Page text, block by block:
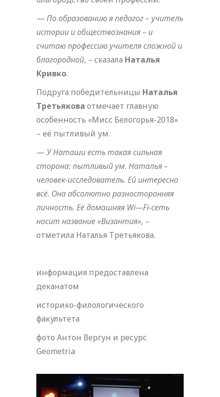
— По образованию я педагог – учитель
истории и обществознания – и
считаю профессию учителя сложной и
благородной, – сказала Наталья
Кривко.
Подруга победительницы Наталья
Третьякова отмечает главную
особенность «Мисс Белогорья-2018»
– её пытливый ум.
— У Наташи есть такая сильная
сторона: пытливый ум. Наталья –
человек-исследователь. Ей интересно
всё. Она абсолютно разносторонняя
личность. Её домашняя Wi—Fi-сеть
носит название «Византия», –
отметила Наталья Третьякова.
информация предоставлена
деканатом
историко-филологического
факультета
фото Антон Вергун и ресурс
Geometria